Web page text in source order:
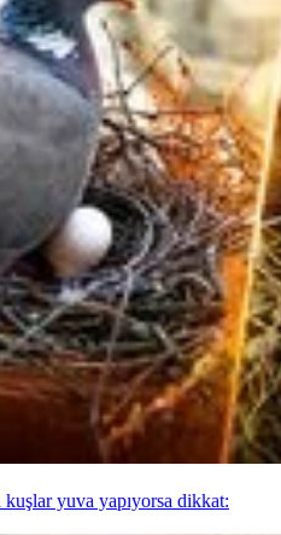
yuva yapıyorsa dikkat: